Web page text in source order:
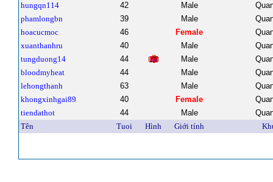
hungqn114
42 Male
phamlongbn
39 Male
hoacucmoc
46 Female
xuanthanhru
40 Male
tungduong14
44 Male
bloodmyheat
44 Male
lehongthanh
63 Male
khongxinhgai89
40 Female
tiendathot
44 Male
Tên
Tuoi Hình Giới tính